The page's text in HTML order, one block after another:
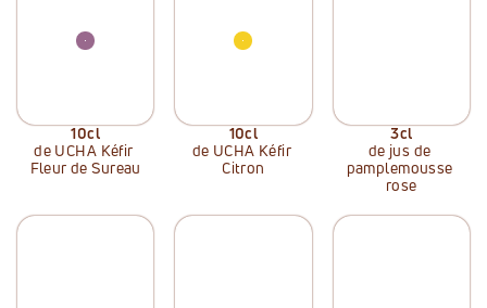
10cl
de UCHA Kéfir
Fleur de Sureau
10cl
de UCHA Kéfir
Citron
3cl
de jus de
pamplemousse
rose